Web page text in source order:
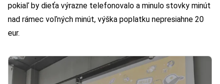
pokiaľ by dieťa výrazne telefonovalo a minulo stovky minút
nad rámec voľných minút, výška poplatku nepresiahne 20
eur.